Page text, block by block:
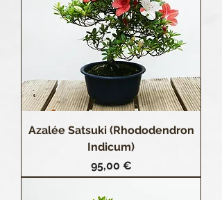
Azalée Satsuki (Rhododendron
Indicum)
Prix
95,00 €